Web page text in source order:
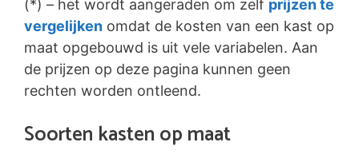
(*) – het wordt aangeraden om zelf prijzen te
vergelijken omdat de kosten van een kast op
maat opgebouwd is uit vele variabelen. Aan
de prijzen op deze pagina kunnen geen
rechten worden ontleend.
Soorten kasten op maat